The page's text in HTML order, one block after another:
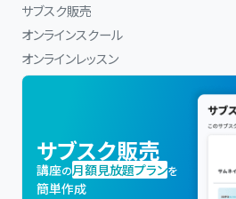
サブスク販売
オンラインスクール
オンラインレッスン
サブスク販売
講座の月額見放題プランを
簡単作成